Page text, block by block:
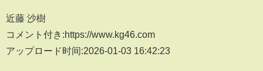
近藤 沙樹
コメント付き:https://www.kg46.com
アップロード时间:2026-01-03 16:42:23